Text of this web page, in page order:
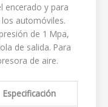
encerado y para
automóviles.
de 1 Mpa,
de salida. Para
de aire.
Especificación